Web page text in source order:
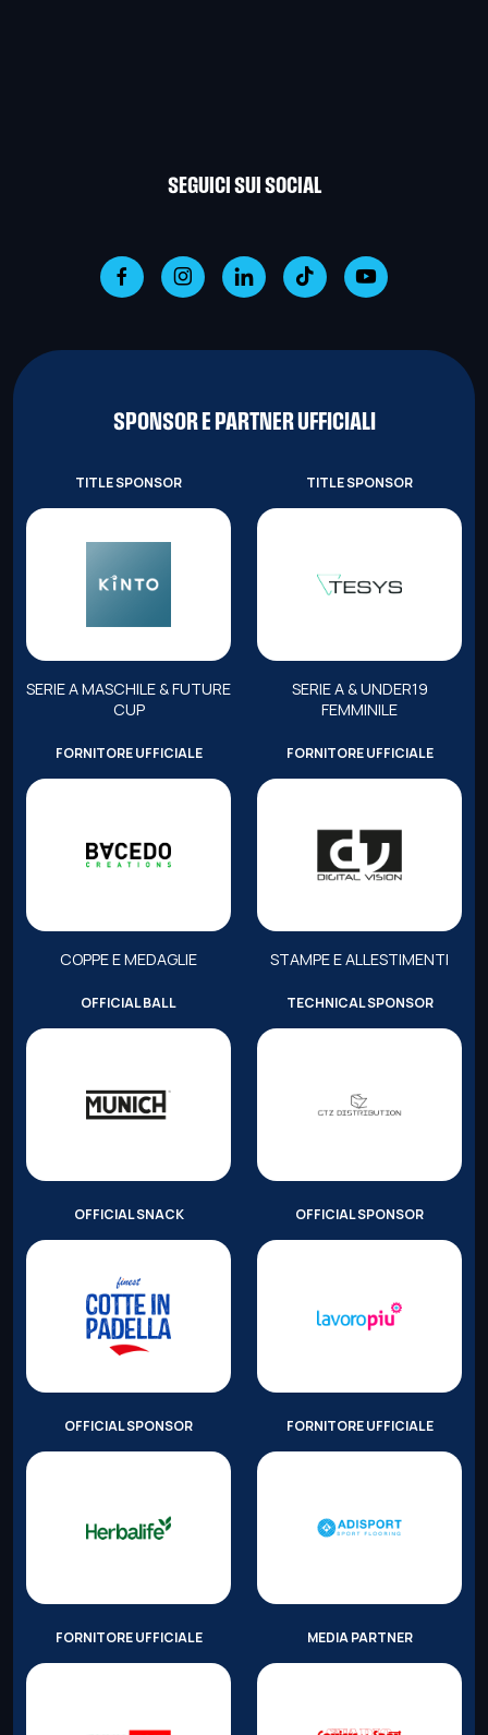
SEGUICI SUI SOCIAL
SPONSOR E PARTNER UFFICIALI
TITLE SPONSOR
SERIE A MASCHILE & FUTURE
CUP
TITLE SPONSOR
SERIE A & UNDER19
FEMMINILE
FORNITORE UFFICIALE
COPPE E MEDAGLIE
FORNITORE UFFICIALE
STAMPE E ALLESTIMENTI
OFFICIAL BALL TECHNICAL SPONSOR
OFFICIAL SNACK OFFICIAL SPONSOR
OFFICIAL SPONSOR FORNITORE UFFICIALE
FORNITORE UFFICIALE MEDIA PARTNER